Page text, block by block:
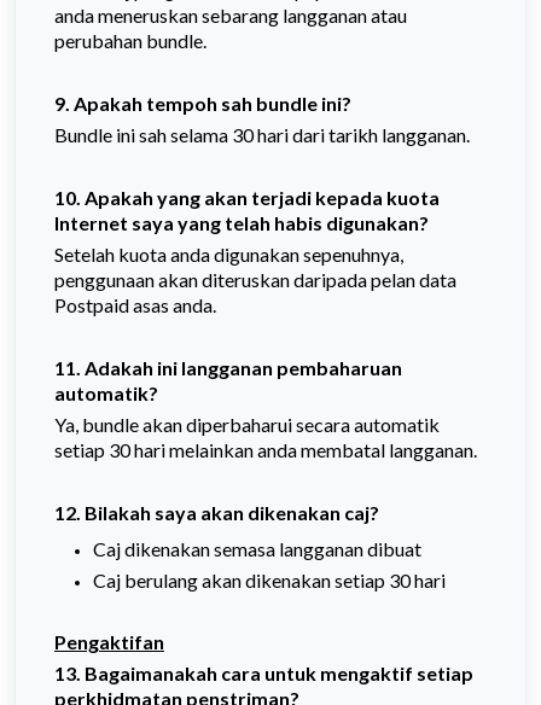
anda meneruskan sebarang langganan atau
perubahan bundle.
9. Apakah tempoh sah bundle ini?
Bundle ini sah selama 30 hari dari tarikh langganan.
10. Apakah yang akan terjadi kepada kuota
Internet saya yang telah habis digunakan?
Setelah kuota anda digunakan sepenuhnya,
penggunaan akan diteruskan daripada pelan data
Postpaid asas anda.
11. Adakah ini langganan pembaharuan
automatik?
Ya, bundle akan diperbaharui secara automatik
setiap 30 hari melainkan anda membatal langganan.
12. Bilakah saya akan dikenakan caj?
Caj dikenakan semasa langganan dibuat
Caj berulang akan dikenakan setiap 30 hari
Pengaktifan
13. Bagaimanakah cara untuk mengaktif setiap
perkhidmatan penstriman?